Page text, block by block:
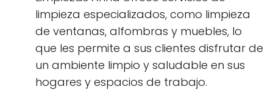
limpieza especializados, como limpieza
de ventanas, alfombras y muebles, lo
que les permite a sus clientes disfrutar de
un ambiente limpio y saludable en sus
hogares y espacios de trabajo.